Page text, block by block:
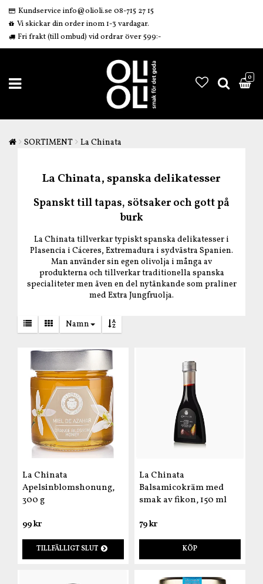
Kundservice info@olioli.se 08-715 27 15
Vi skickar din order inom 1-3 vardagar.
Fri frakt (till ombud) vid ordrar över 599:-
0
SORTIMENT La Chinata
La Chinata, spanska delikatesser
Spanskt till tapas, sötsaker och gott på
burk
La Chinata tillverkar typiskt spanska delikatesser i
Plasencia i Cáceres, Extremadura i sydvästra Spanien.
Man använder sin egen olivolja i många av
produkterna och tillverkar traditionella spanska
specialiteter men även en del nytänkande som praliner
med Extra Jungfruolja.
Namn
La Chinata
Apelsinblomshonung,
300 g
99 kr
TILLFÄLLIGT SLUT
La Chinata
Balsamicokräm med
smak av fikon, 150 ml
79 kr
KÖP